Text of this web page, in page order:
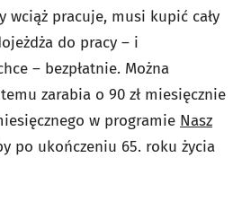
wciąż pracuje, musi kupić cały
do pracy – i
– bezpłatnie. Można
zarabia o 90 zł miesięcznie
w programie Nasz
po ukończeniu 65. roku życia